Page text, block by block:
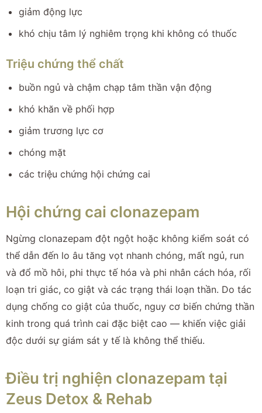
giảm động lực
khó chịu tâm lý nghiêm trọng khi không có thuốc
Triệu chứng thể chất
buồn ngủ và chậm chạp tâm thần vận động
khó khăn về phối hợp
giảm trương lực cơ
chóng mặt
các triệu chứng hội chứng cai
Hội chứng cai clonazepam
Ngừng clonazepam đột ngột hoặc không kiểm soát có
thể dẫn đến lo âu tăng vọt nhanh chóng, mất ngủ, run
và đổ mồ hôi, phi thực tế hóa và phi nhân cách hóa, rối
loạn tri giác, co giật và các trạng thái loạn thần. Do tác
dụng chống co giật của thuốc, nguy cơ biến chứng thần
kinh trong quá trình cai đặc biệt cao — khiến việc giải
độc dưới sự giám sát y tế là không thể thiếu.
Điều trị nghiện clonazepam tại
Zeus Detox & Rehab